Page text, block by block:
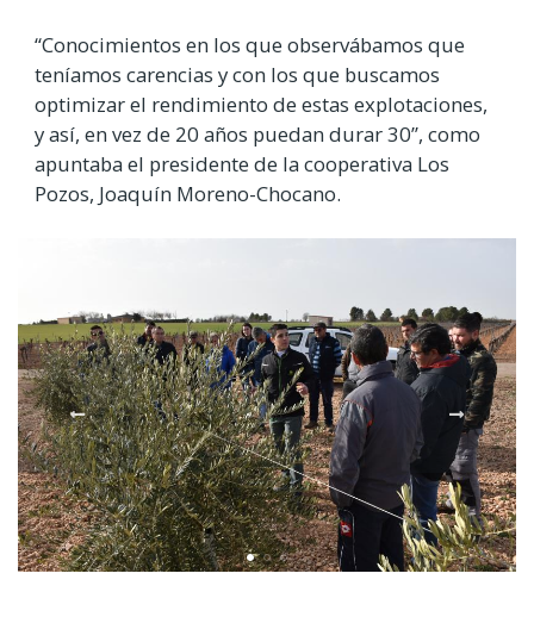
“Conocimientos en los que observábamos que
teníamos carencias y con los que buscamos
optimizar el rendimiento de estas explotaciones,
y así, en vez de 20 años puedan durar 30”, como
apuntaba el presidente de la cooperativa Los
Pozos, Joaquín Moreno-Chocano.